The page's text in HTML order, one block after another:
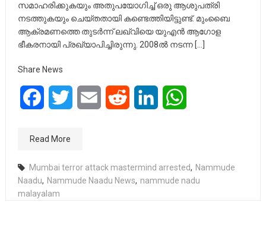
സമാഹരിക്കുകയും അതുപയോഗിച്ച്‌ ഒരു ആശുപത്രി
നടത്തുകയും ചെയ്തതായി കണ്ടെത്തിയിട്ടുണ്ട്. മുംബൈ
ആക്രമണത്തെ തുടര്‍ന്ന് ലഖ്‌വിയെ യുഎന്‍ ആഗോള
ഭീകരനായി പ്രഖ്യാപിച്ചിരുന്നു. 2008ല്‍ നടന്ന […]
Share News
FacebookTwitter Email Reddit LinkedIn
Read More
Mumbai terror attack mastermind arrested, Nammude
Naadu, Nammude Naadu News, nammude nadu
malayalam